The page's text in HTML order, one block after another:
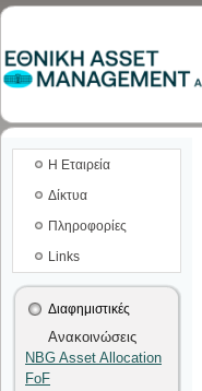
Η Εταιρεία
Δίκτυα
Πληροφορίες
Links
Διαφημιστικές
Ανακοινώσεις
NBG Asset Allocation
FoF